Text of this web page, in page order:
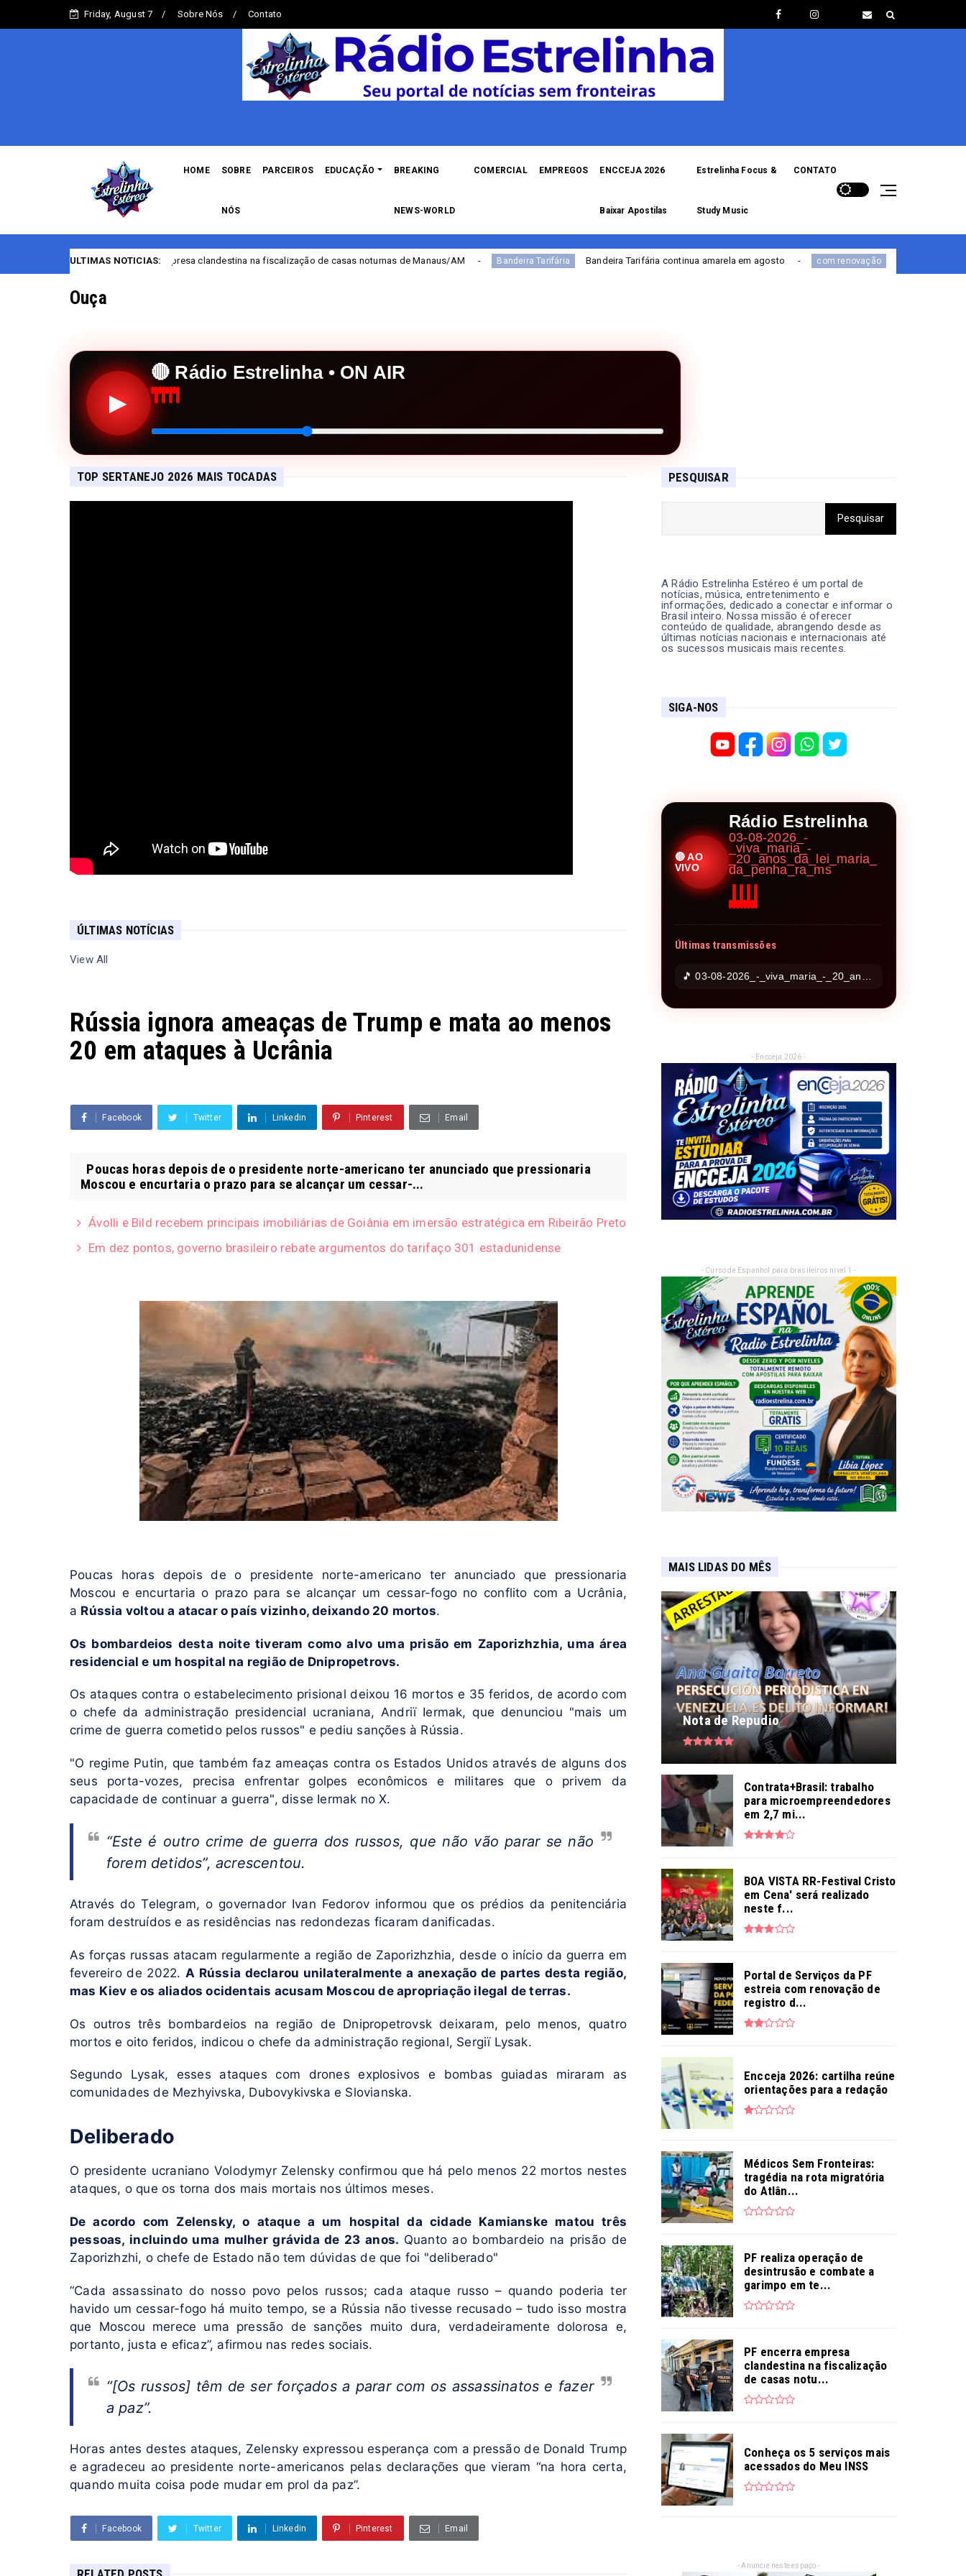
Friday, August 7 Sobre Nós Contato
HOME SOBRE
NÓS
PARCEIROS EDUCAÇÃO BREAKING
NEWS-WORLD
COMERCIAL EMPREGOS ENCCEJA 2026
Baixar Apostilas
Estrelinha Focus &
Study Music
CONTATO
ULTIMAS NOTICIAS:
PF encerra empresa clandestina na fiscalização de casas noturnas de Manaus/AM Bandeira Tarifária Bandeira Tarifária continua amarela em agosto com renovação Portal de Serviços da PF estreia com
Ouça
▶
🔴 Rádio Estrelinha • ON AIR
TOP SERTANEJO 2026 MAIS TOCADAS
ÚLTIMAS NOTÍCIAS
View All
Rússia ignora ameaças de Trump e mata ao menos
20 em ataques à Ucrânia
Facebook Twitter Linkedin Pinterest Email
Poucas horas depois de o presidente norte-americano ter anunciado que pressionaria
Moscou e encurtaria o prazo para se alcançar um cessar-...
Ávolli e Bild recebem principais imobiliárias de Goiânia em imersão estratégica em Ribeirão Preto
Em dez pontos, governo brasileiro rebate argumentos do tarifaço 301 estadunidense
Poucas horas depois de o presidente norte-americano ter anunciado que pressionaria
Moscou e encurtaria o prazo para se alcançar um cessar-fogo no conflito com a Ucrânia,
a Rússia voltou a atacar o país vizinho, deixando 20 mortos.
Os bombardeios desta noite tiveram como alvo uma prisão em Zaporizhzhia, uma área
residencial e um hospital na região de Dnipropetrovs.
Os ataques contra o estabelecimento prisional deixou 16 mortos e 35 feridos, de acordo com
o chefe da administração presidencial ucraniana, Andriï Iermak, que denunciou "mais um
crime de guerra cometido pelos russos" e pediu sanções à Rússia.
"O regime Putin, que também faz ameaças contra os Estados Unidos através de alguns dos
seus porta-vozes, precisa enfrentar golpes econômicos e militares que o privem da
capacidade de continuar a guerra", disse Iermak no X.
“Este é outro crime de guerra dos russos, que não vão parar se não
forem detidos”, acrescentou.
Através do Telegram, o governador Ivan Fedorov informou que os prédios da penitenciária
foram destruídos e as residências nas redondezas ficaram danificadas.
As forças russas atacam regularmente a região de Zaporizhzhia, desde o início da guerra em
fevereiro de 2022. A Rússia declarou unilateralmente a anexação de partes desta região,
mas Kiev e os aliados ocidentais acusam Moscou de apropriação ilegal de terras.
Os outros três bombardeios na região de Dnipropetrovsk deixaram, pelo menos, quatro
mortos e oito feridos, indicou o chefe da administração regional, Sergiï Lysak.
Segundo Lysak, esses ataques com drones explosivos e bombas guiadas miraram as
comunidades de Mezhyivska, Dubovykivska e Slovianska.
Deliberado
O presidente ucraniano Volodymyr Zelensky confirmou que há pelo menos 22 mortos nestes
ataques, o que os torna dos mais mortais nos últimos meses.
De acordo com Zelensky, o ataque a um hospital da cidade Kamianske matou três
pessoas, incluindo uma mulher grávida de 23 anos. Quanto ao bombardeio na prisão de
Zaporizhzhi, o chefe de Estado não tem dúvidas de que foi "deliberado"
“Cada assassinato do nosso povo pelos russos; cada ataque russo – quando poderia ter
havido um cessar-fogo há muito tempo, se a Rússia não tivesse recusado – tudo isso mostra
que Moscou merece uma pressão de sanções muito dura, verdadeiramente dolorosa e,
portanto, justa e eficaz”, afirmou nas redes sociais.
“[Os russos] têm de ser forçados a parar com os assassinatos e fazer
a paz”.
Horas antes destes ataques, Zelensky expressou esperança com a pressão de Donald Trump
e agradeceu ao presidente norte-americanos pelas declarações que vieram “na hora certa,
quando muita coisa pode mudar em prol da paz”.
Facebook Twitter Linkedin Pinterest Email
PESQUISAR
A Rádio Estrelinha Estéreo é um portal de
notícias, música, entretenimento e
informações, dedicado a conectar e informar o
Brasil inteiro. Nossa missão é oferecer
conteúdo de qualidade, abrangendo desde as
últimas notícias nacionais e internacionais até
os sucessos musicais mais recentes.
SIGA-NOS
🔴 AO
VIVO
Rádio Estrelinha
03-08-2026_-
_viva_maria_-
_20_anos_da_lei_maria_
da_penha_ra_ms
Últimas transmissões
- Encceja 2026 -
- Curso de Espanhol para brasileiros nivel 1 -
MAIS LIDAS DO MÊS
Nota de Repudio
Contrata+Brasil: trabalho
para microempreendedores
em 2,7 mi...
BOA VISTA RR-Festival Cristo
em Cena' será realizado
neste f...
Portal de Serviços da PF
estreia com renovação de
registro d...
Encceja 2026: cartilha reúne
orientações para a redação
Médicos Sem Fronteiras:
tragédia na rota migratória
do Atlân...
PF realiza operação de
desintrusão e combate a
garimpo em te...
PF encerra empresa
clandestina na fiscalização
de casas notu...
Conheça os 5 serviços mais
acessados do Meu INSS
- Anuncie neste espaço -